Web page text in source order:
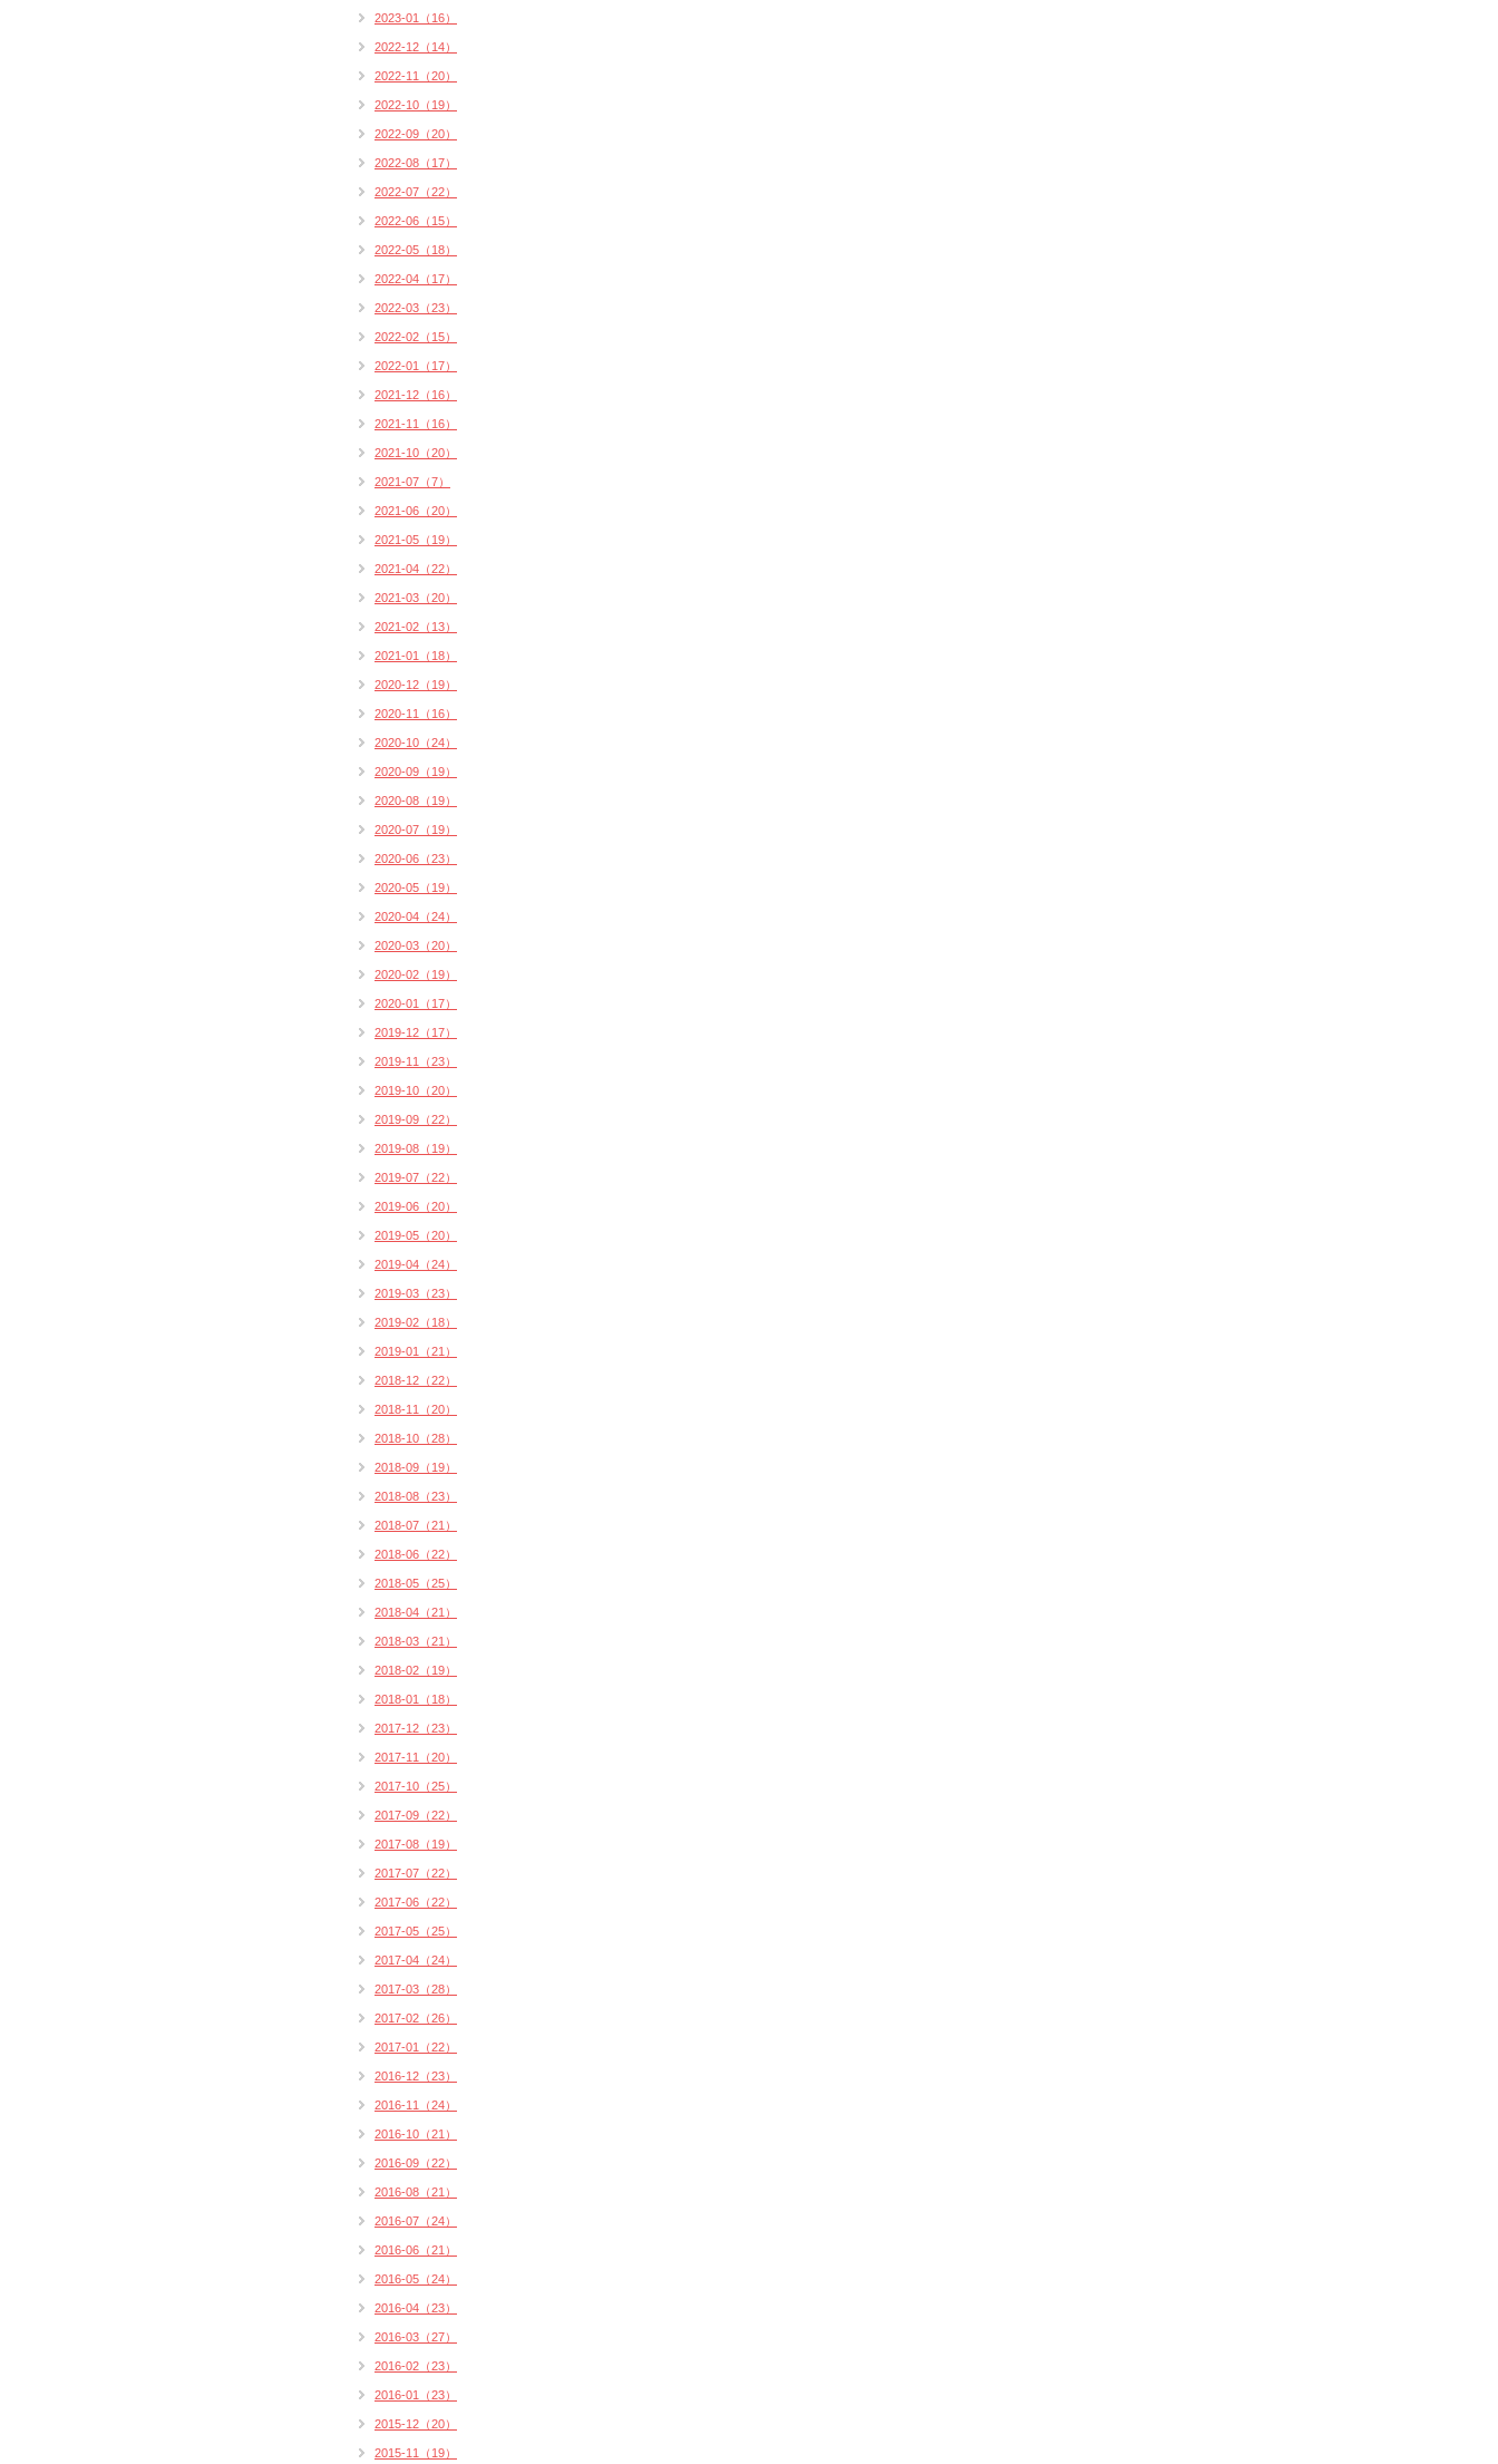
2023-01（16）
2022-12（14）
2022-11（20）
2022-10（19）
2022-09（20）
2022-08（17）
2022-07（22）
2022-06（15）
2022-05（18）
2022-04（17）
2022-03（23）
2022-02（15）
2022-01（17）
2021-12（16）
2021-11（16）
2021-10（20）
2021-07（7）
2021-06（20）
2021-05（19）
2021-04（22）
2021-03（20）
2021-02（13）
2021-01（18）
2020-12（19）
2020-11（16）
2020-10（24）
2020-09（19）
2020-08（19）
2020-07（19）
2020-06（23）
2020-05（19）
2020-04（24）
2020-03（20）
2020-02（19）
2020-01（17）
2019-12（17）
2019-11（23）
2019-10（20）
2019-09（22）
2019-08（19）
2019-07（22）
2019-06（20）
2019-05（20）
2019-04（24）
2019-03（23）
2019-02（18）
2019-01（21）
2018-12（22）
2018-11（20）
2018-10（28）
2018-09（19）
2018-08（23）
2018-07（21）
2018-06（22）
2018-05（25）
2018-04（21）
2018-03（21）
2018-02（19）
2018-01（18）
2017-12（23）
2017-11（20）
2017-10（25）
2017-09（22）
2017-08（19）
2017-07（22）
2017-06（22）
2017-05（25）
2017-04（24）
2017-03（28）
2017-02（26）
2017-01（22）
2016-12（23）
2016-11（24）
2016-10（21）
2016-09（22）
2016-08（21）
2016-07（24）
2016-06（21）
2016-05（24）
2016-04（23）
2016-03（27）
2016-02（23）
2016-01（23）
2015-12（20）
2015-11（19）